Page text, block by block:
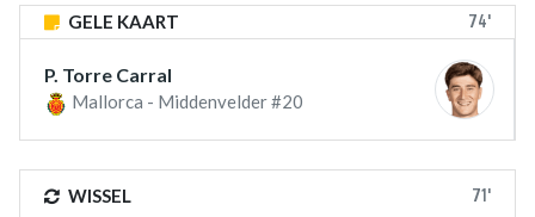
GELE KAART 74'
P. Torre Carral
Mallorca - Middenvelder #20
WISSEL 71'